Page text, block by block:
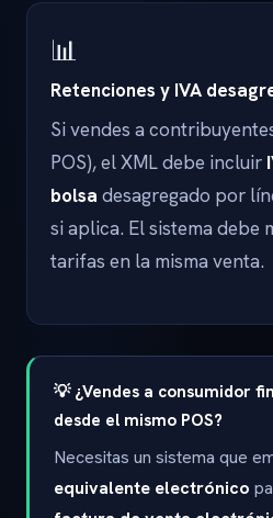
📊
Retenciones y IVA
Si vendes a
POS), el XML debe incluir
bolsa desagregado por
si aplica. El sistema debe
tarifas en la misma venta.
💡 ¿Vendes a consumidor
desde el mismo POS?
Necesitas un sistema que
equivalente electrónico